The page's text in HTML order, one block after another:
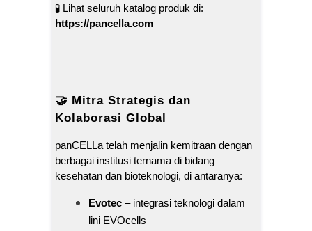
🧪 Lihat seluruh katalog produk di:
https://pancella.com
🤝 Mitra Strategis dan
Kolaborasi Global
panCELLa telah menjalin kemitraan dengan
berbagai institusi ternama di bidang
kesehatan dan bioteknologi, di antaranya:
Evotec – integrasi teknologi dalam
lini EVOcells